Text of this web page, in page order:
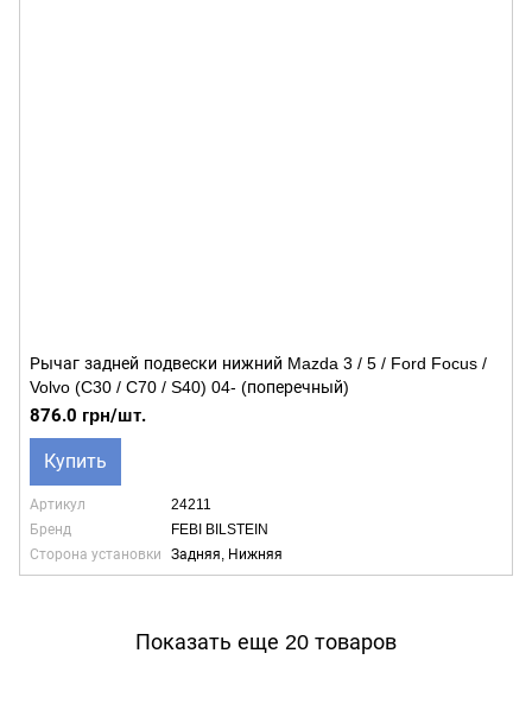
Рычаг задней подвески нижний Mazda 3 / 5 / Ford Focus /
Volvo (C30 / C70 / S40) 04- (поперечный)
876.0 грн/шт.
Купить
Артикул
24211
Бренд
FEBI BILSTEIN
Сторона установки
Задняя, Нижняя
Показать еще 20 товаров